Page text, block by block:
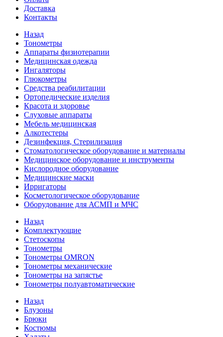
Доставка
Контакты
Назад
Тонометры
Аппараты физиотерапии
Медицинская одежда
Ингаляторы
Глюкометры
Средства реабилитации
Ортопедические изделия
Красота и здоровье
Слуховые аппараты
Мебель медицинская
Алкотестеры
Дезинфекция, Стерилизация
Стоматологическое оборудование и материалы
Медицинское оборудование и инструменты
Кислородное оборудование
Медицинские маски
Ирригаторы
Косметологическое оборудование
Оборудование для АСМП и МЧС
Назад
Комплектующие
Стетоскопы
Тонометры
Тонометры OMRON
Тонометры механические
Тонометры на запястье
Тонометры полуавтоматические
Назад
Блузоны
Брюки
Костюмы